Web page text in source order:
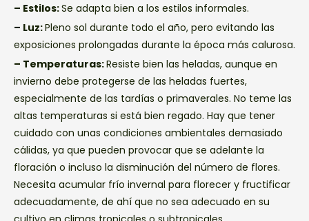
– Estilos:Se adapta bien a los estilos informales.
– Luz:Pleno sol durante todo el año, pero evitando las
exposiciones prolongadas durante la época más calurosa.
– Temperaturas:Resiste bien las heladas, aunque en
invierno debe protegerse de las heladas fuertes,
especialmente de las tardías o primaverales. No teme las
altas temperaturas si está bien regado. Hay que tener
cuidado con unas condiciones ambientales demasiado
cálidas, ya que pueden provocar que se adelante la
floración o incluso la disminución del número de flores.
Necesita acumular frío invernal para florecer y fructificar
adecuadamente, de ahí que no sea adecuado en su